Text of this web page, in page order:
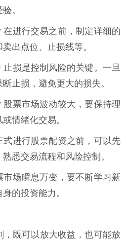
。
进行交易之前，制定详细的
出点位、止损线等。
损是控制风险的关键。一旦
止损，避免更大的损失。
票市场波动较大，要保持理
情绪化交易。
式进行股票配资之前，可以先
悉交易流程和风险控制。
场瞬息万变，要不断学习新
的投资能力。
，既可以放大收益，也可能放